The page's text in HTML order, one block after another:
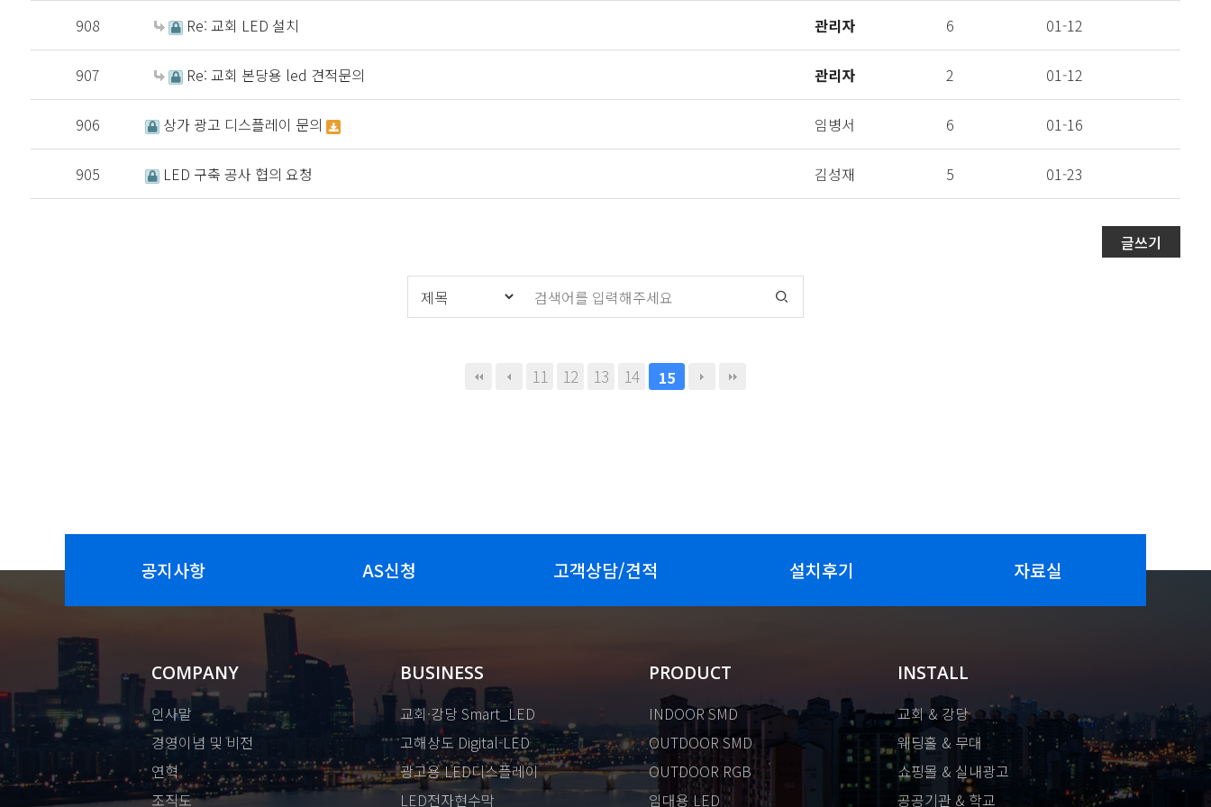
908 Re: 교회 LED 설치 관리자 6 01-12
907 Re: 교회 본당용 led 견적문의 관리자 2 01-12
906 상가 광고 디스플레이 문의 임병서 6 01-16
905 LED 구축 공사 협의 요청 김성재 5 01-23
글쓰기
11 12 13 14 15
공지사항 AS신청 고객상담/견적 설치후기 자료실
COMPANY
인사말
경영이념 및 비전
연혁
조직도
BUSINESS
교회·강당 Smart_LED
고해상도 Digital-LED
광고용 LED디스플레이
LED전자현수막
PRODUCT
INDOOR SMD
OUTDOOR SMD
OUTDOOR RGB
임대용 LED
INSTALL
교회 & 강당
웨딩홀 & 무대
쇼핑몰 & 실내광고
공공기관 & 학교